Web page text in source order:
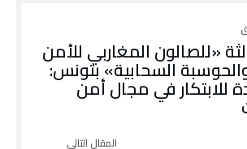
«للصالون المغاربي للأمن
السحابية» بتونس:
للابتكار في مجال أمن